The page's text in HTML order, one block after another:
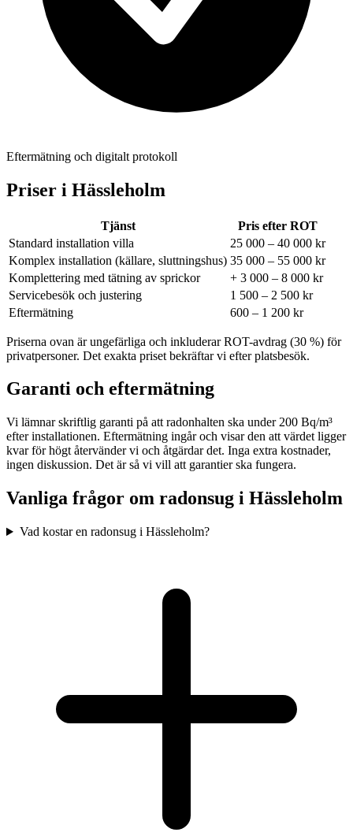
Eftermätning och digitalt protokoll
Priser i Hässleholm
Tjänst
Pris efter ROT
Standard installation villa
25 000 – 40 000 kr
Komplex installation (källare, sluttningshus) 35 000 – 55 000 kr
Komplettering med tätning av sprickor
+ 3 000 – 8 000 kr
Servicebesök och justering
1 500 – 2 500 kr
Eftermätning
600 – 1 200 kr
Priserna ovan är ungefärliga och inkluderar ROT-avdrag (30 %) för
privatpersoner. Det exakta priset bekräftar vi efter platsbesök.
Garanti och eftermätning
Vi lämnar skriftlig garanti på att radonhalten ska under 200 Bq/m³
efter installationen. Eftermätning ingår och visar den att värdet ligger
kvar för högt återvänder vi och åtgärdar det. Inga extra kostnader,
ingen diskussion. Det är så vi vill att garantier ska fungera.
Vanliga frågor om radonsug i Hässleholm
Vad kostar en radonsug i Hässleholm?